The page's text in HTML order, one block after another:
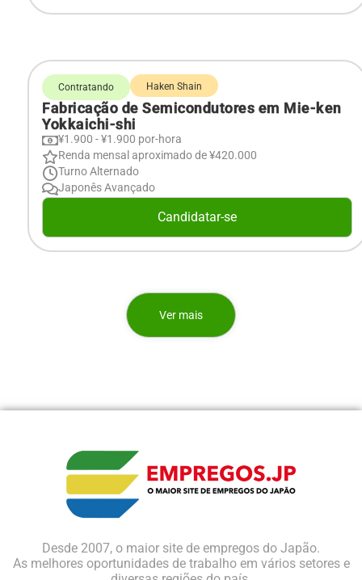
Contratando Haken Shain
Fabricação de Semicondutores em Mie-ken
Yokkaichi-shi
¥1.900 - ¥1.900 por-hora
Renda mensal aproximado de ¥420.000
Turno Alternado
Japonês Avançado
Candidatar-se
Ver mais
Desde 2007, o maior site de empregos do Japão.
As melhores oportunidades de trabalho em vários setores e